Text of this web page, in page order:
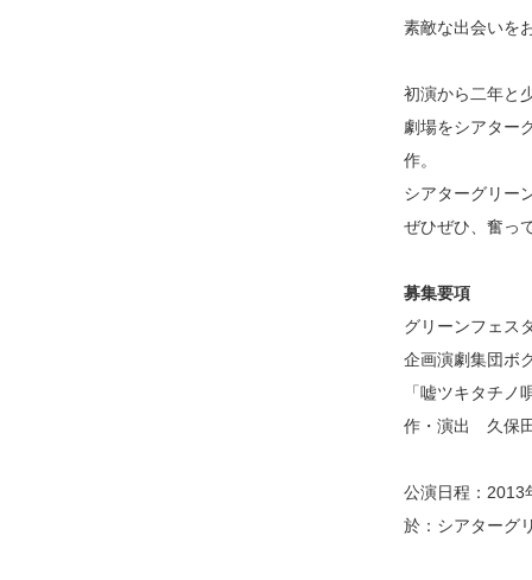
素敵な出会いを
初演から二年と
劇場をシアター
作。
シアターグリー
ぜひぜひ、奮っ
募集要項
グリーンフェス
企画演劇集団ボ
「嘘ツキタチノ
作・演出 久保
公演日程：2013
於：シアターグ